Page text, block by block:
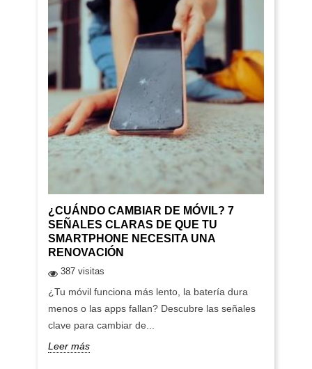
¿CUÁNDO CAMBIAR DE MÓVIL? 7
SEÑALES CLARAS DE QUE TU
SMARTPHONE NECESITA UNA
RENOVACIÓN
387 visitas
¿Tu móvil funciona más lento, la batería dura
menos o las apps fallan? Descubre las señales
clave para cambiar de...
Leer más